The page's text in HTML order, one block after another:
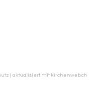
| aktualisiert mit kirchenweb.ch